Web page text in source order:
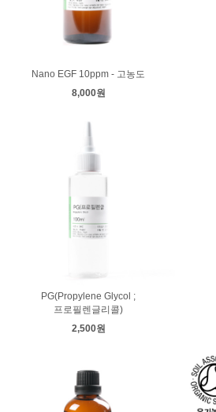
Nano EGF 10ppm - 고농도
8,000원
PG(Propylene Glycol ;
프로필렌글리콜)
2,500원